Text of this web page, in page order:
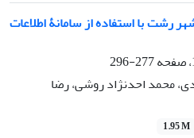
رشت با استفاده از سامانۀ اطلاعات
277-296
محمد احدنژاد روشی، رضا
1.95 M